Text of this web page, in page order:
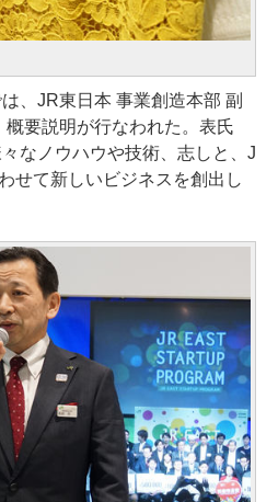
、JR東日本 事業創造本部 副
要説明が行なわれた。表氏
なノウハウや技術、志しと、J
せて新しいビジネスを創出し